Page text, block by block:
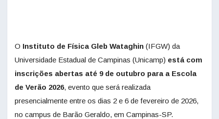
O Instituto de Física Gleb Wataghin (IFGW) da
Universidade Estadual de Campinas (Unicamp) está com
inscrições abertas até 9 de outubro para a Escola
de Verão 2026, evento que será realizada
presencialmente entre os dias 2 e 6 de fevereiro de 2026,
no campus de Barão Geraldo, em Campinas-SP.